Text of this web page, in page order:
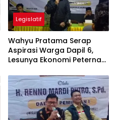
Legislatif
Wahyu Pratama Serap
Aspirasi Warga Dapil 6,
Lesunya Ekonomi Peternak